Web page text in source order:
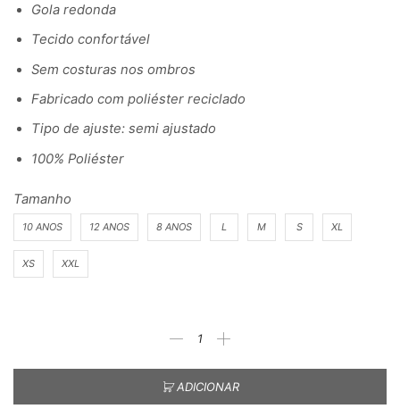
Gola redonda
Tecido confortável
Sem costuras nos ombros
Fabricado com poliéster reciclado
Tipo de ajuste: semi ajustado
100% Poliéster
Tamanho
10 ANOS 12 ANOS 8 ANOS L M S XL
XS XXL
ADICIONAR